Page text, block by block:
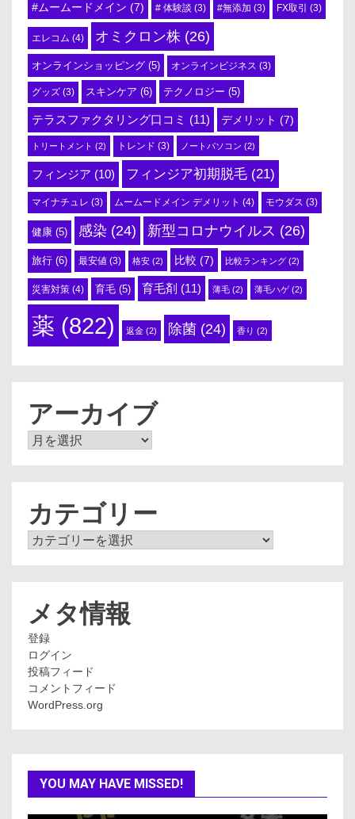
#ムームードメイン (7) # 体験談 (3) #無添加 (3) FX取引 (3)
エレコム (4) オミクロン株 (26)
オンラインショッピング (5) オンラインビジネス (3)
グッズ (3) スキンケア (6) テクノロジー (5)
テラスファクタリング口コミ (11) デメリット (7)
トリートメント (2) トレンド (3) ノートパソコン (2)
フィンジア (10) フィンジア初期脱毛 (21)
マイナチュレ (3) ムームードメイン デメリット (4) モウダス (3)
健康 (5) 感染 (24) 新型コロナウイルス (26)
旅行 (6) 最安値 (3) 格安 (2) 比較 (7) 比較ランキング (2)
災害対策 (4) 育毛 (5) 育毛剤 (11) 薄毛 (2) 薄毛ハゲ(2)
薬 (822) 返金 (2) 除菌 (24) 香り (2)
アーカイブ
ア
カテゴリー
カ
メタ情報
登録
ログイン
投稿フィード
コメントフィード
WordPress.org
YOU MAY HAVE MISSED!